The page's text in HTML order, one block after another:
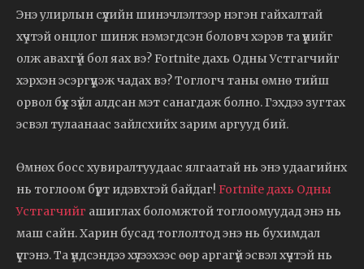
Энэ улирлын сүүлийн шинэчлэлтээр нэгэн гайхалтай
хүчтэй онцлог шинж нэмэгдсэн боловч хэрэв та үүнийг
олж авахгүй бол яах вэ? Fortnite дахь Одны Устгагчийг
хэрхэн эсэргүүцэж чадах вэ? Тоглогч таны өмнө тийш
орвол бүх зүйл алдсан мэт санагдаж болно. Гэхдээ зугтах
эсвэл тулаанаас зайлсхийх зарим аргууд бий.
Өмнөх босс хувиралтуудаас ялгаатай нь энэ удаагийнх
нь тоглоом бүрт идэвхтэй байдаг! Fortnite дахь Одны
Устгагчийг ашиглах боломжтой тоглоомуудад энэ нь
маш сайн. Харин бусад тоглолтод энэ нь бухимдал
үүсгэнэ. Та үндсэндээ хүлээхээс өөр аргагүй эсвэл хүчтэй нь